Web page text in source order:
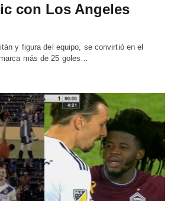
con Los Angeles
y figura del equipo, se convirtió en el
más de 25 goles…